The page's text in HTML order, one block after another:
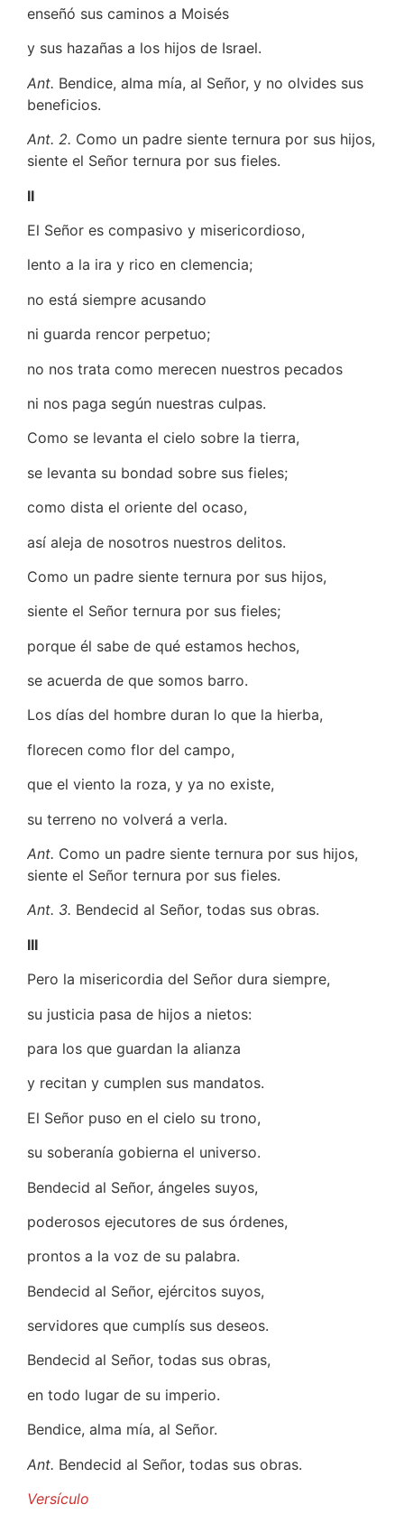
enseñó sus caminos a Moisés
y sus hazañas a los hijos de Israel.
Ant. Bendice, alma mía, al Señor, y no olvides sus
beneficios.
Ant. 2. Como un padre siente ternura por sus hijos,
siente el Señor ternura por sus fieles.
II
El Señor es compasivo y misericordioso,
lento a la ira y rico en clemencia;
no está siempre acusando
ni guarda rencor perpetuo;
no nos trata como merecen nuestros pecados
ni nos paga según nuestras culpas.
Como se levanta el cielo sobre la tierra,
se levanta su bondad sobre sus fieles;
como dista el oriente del ocaso,
así aleja de nosotros nuestros delitos.
Como un padre siente ternura por sus hijos,
siente el Señor ternura por sus fieles;
porque él sabe de qué estamos hechos,
se acuerda de que somos barro.
Los días del hombre duran lo que la hierba,
florecen como flor del campo,
que el viento la roza, y ya no existe,
su terreno no volverá a verla.
Ant. Como un padre siente ternura por sus hijos,
siente el Señor ternura por sus fieles.
Ant. 3. Bendecid al Señor, todas sus obras.
III
Pero la misericordia del Señor dura siempre,
su justicia pasa de hijos a nietos:
para los que guardan la alianza
y recitan y cumplen sus mandatos.
El Señor puso en el cielo su trono,
su soberanía gobierna el universo.
Bendecid al Señor, ángeles suyos,
poderosos ejecutores de sus órdenes,
prontos a la voz de su palabra.
Bendecid al Señor, ejércitos suyos,
servidores que cumplís sus deseos.
Bendecid al Señor, todas sus obras,
en todo lugar de su imperio.
Bendice, alma mía, al Señor.
Ant. Bendecid al Señor, todas sus obras.
Versículo